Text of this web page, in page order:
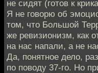
не сидят (готов к
Я не говорю об
том, что Большой
же ревизионизм, как
на нас напали, а не
Да, понятное дело,
по поводу 37-го. Но